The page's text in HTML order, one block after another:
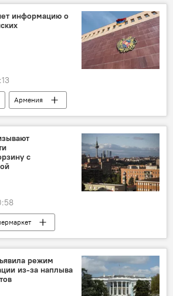
информацию о
Армения
Азербайджан
с
режим
из-за наплыва